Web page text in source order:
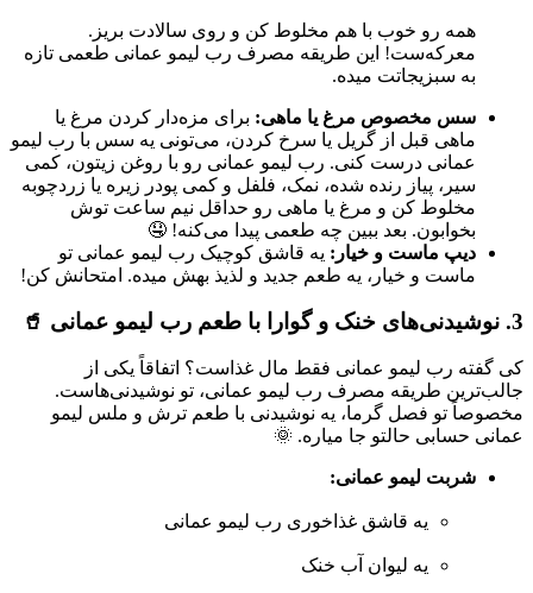
همه رو خوب با هم مخلوط کن و روی سالادت بریز.
معرکه‌ست! این طریقه مصرف رب لیمو عمانی طعمی تازه
به سبزیجاتت میده.
سس مخصوص مرغ یا ماهی: برای مزه‌دار کردن مرغ یا
ماهی قبل از گریل یا سرخ کردن، می‌تونی یه سس با رب لیمو
عمانی درست کنی. رب لیمو عمانی رو با روغن زیتون، کمی
سیر، پیاز رنده شده، نمک، فلفل و کمی پودر زیره یا زردچوبه
مخلوط کن و مرغ یا ماهی رو حداقل نیم ساعت توش
بخوابون. بعد ببین چه طعمی پیدا می‌کنه! 🤤
دیپ ماست و خیار: یه قاشق کوچیک رب لیمو عمانی تو
ماست و خیار، یه طعم جدید و لذیذ بهش میده. امتحانش کن!
3. نوشیدنی‌های خنک و گوارا با طعم رب لیمو عمانی 🥤
کی گفته رب لیمو عمانی فقط مال غذاست؟ اتفاقاً یکی از
جالب‌ترین طریقه مصرف رب لیمو عمانی، تو نوشیدنی‌هاست.
مخصوصاً تو فصل گرما، یه نوشیدنی با طعم ترش و ملس لیمو
عمانی حسابی حالتو جا میاره. 🌞
شربت لیمو عمانی:
یه قاشق غذاخوری رب لیمو عمانی
یه لیوان آب خنک